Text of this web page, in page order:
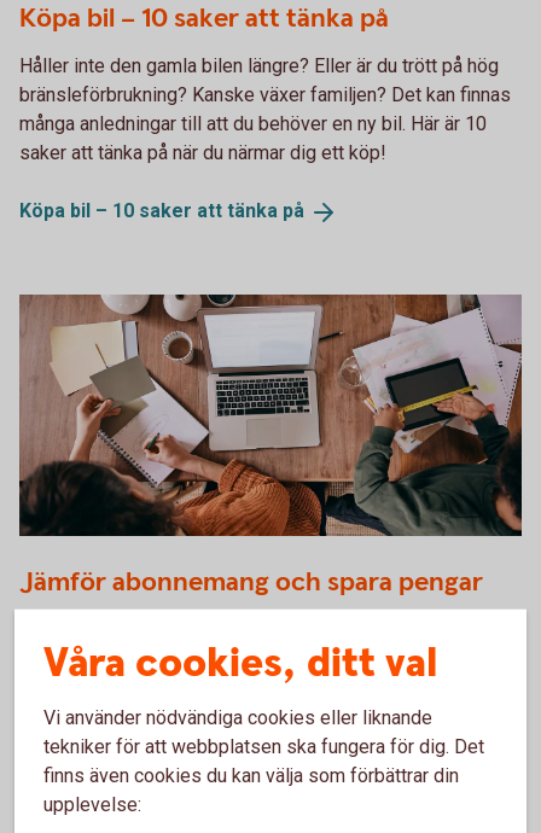
Köpa bil – 10 saker att tänka på
Håller inte den gamla bilen längre? Eller är du trött på hög
bränsleförbrukning? Kanske växer familjen? Det kan finnas
många anledningar till att du behöver en ny bil. Här är 10
saker att tänka på när du närmar dig ett köp!
Köpa bil – 10 saker att tänka på
Jämför abonne­mang och spara pengar
onödiga utgifter. Här kommer några tips på hur du kan spara
Jämför abonne­mang och sparapengar
Våra cookies, ditt val
Vi använder nödvändiga cookies eller liknande
tekniker för att webbplatsen ska fungera för dig. Det
finns även cookies du kan välja som förbättrar din
upplevelse: